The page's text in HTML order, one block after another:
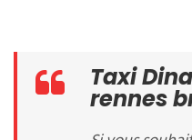
Taxi
rennes